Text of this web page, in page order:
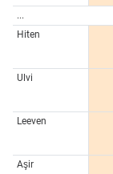
...
Hiten
Ulvi
Leeven
Aşir